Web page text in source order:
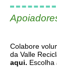
Colabore
da Valle
aqui. Escolha